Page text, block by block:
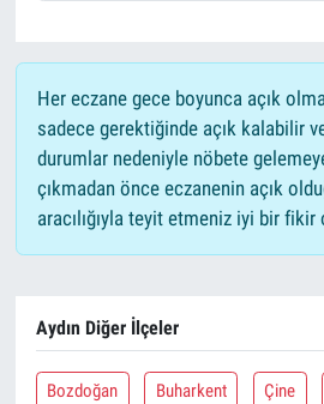
Her eczane gece boyunca açık
sadece gerektiğinde açık kalabilir
durumlar nedeniyle nöbete
çıkmadan önce eczanenin açık
aracılığıyla teyit etmeniz iyi bir fikir
Aydın Diğer İlçeler
Bozdoğan Buharkent Çine